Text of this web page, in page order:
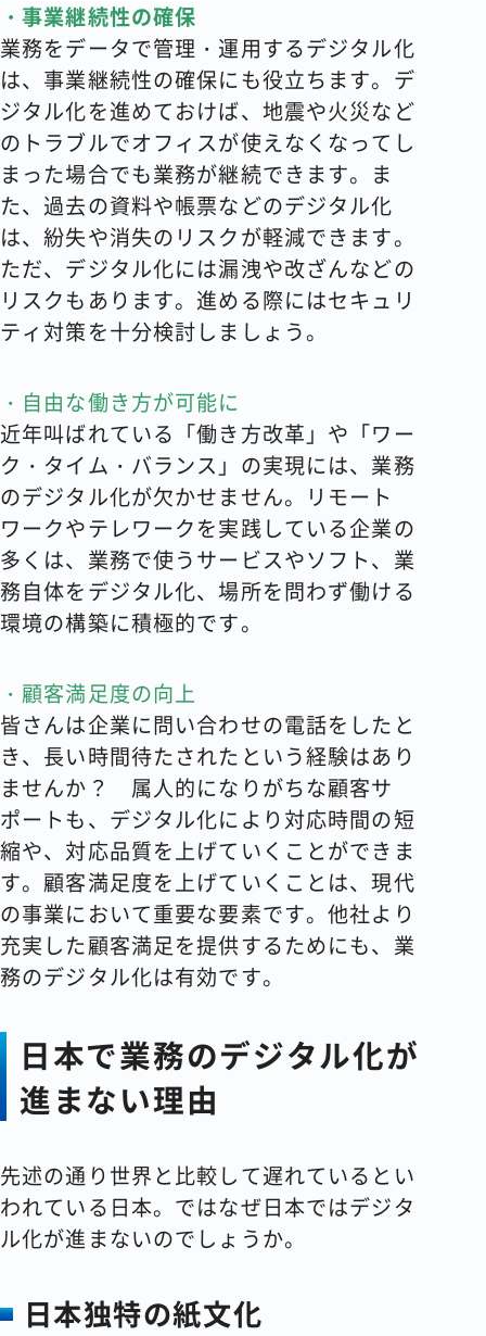
・事業継続性の確保
業務をデータで管理・運用するデジタル化
は、事業継続性の確保にも役立ちます。デ
ジタル化を進めておけば、地震や火災など
のトラブルでオフィスが使えなくなってし
まった場合でも業務が継続できます。ま
た、過去の資料や帳票などのデジタル化
は、紛失や消失のリスクが軽減できます。
ただ、デジタル化には漏洩や改ざんなどの
リスクもあります。進める際にはセキュリ
ティ対策を十分検討しましょう。
・自由な働き方が可能に
近年叫ばれている「働き方改革」や「ワー
ク・タイム・バランス」の実現には、業務
のデジタル化が欠かせません。リモート
ワークやテレワークを実践している企業の
多くは、業務で使うサービスやソフト、業
務自体をデジタル化、場所を問わず働ける
環境の構築に積極的です。
・顧客満足度の向上
皆さんは企業に問い合わせの電話をしたと
き、長い時間待たされたという経験はあり
ませんか？ 属人的になりがちな顧客サ
ポートも、デジタル化により対応時間の短
縮や、対応品質を上げていくことができま
す。顧客満足度を上げていくことは、現代
の事業において重要な要素です。他社より
充実した顧客満足を提供するためにも、業
務のデジタル化は有効です。
日本で業務のデジタル化が
進まない理由
先述の通り世界と比較して遅れているとい
われている日本。ではなぜ日本ではデジタ
ル化が進まないのでしょうか。
日本独特の紙文化